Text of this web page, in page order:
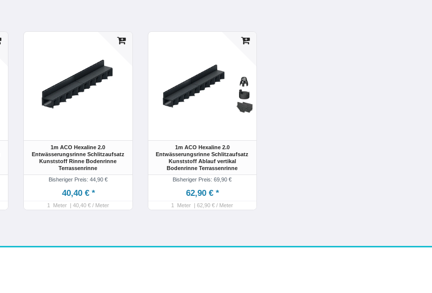
1m ACO Hexaline 2.0
Entwässerungsrinne Schlitzaufsatz
Kunststoff Rinne Bodenrinne
Terrassenrinne
Bisheriger Preis: 44,90 €
40,40 € *
1 Meter | 40,40 € / Meter
1m ACO Hexaline 2.0
Entwässerungsrinne Schlitzaufsatz
Kunststoff Ablauf vertikal
Bodenrinne Terrassenrinne
Bisheriger Preis: 69,90 €
62,90 € *
1 Meter | 62,90 € / Meter